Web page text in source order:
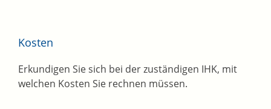
Kosten
Erkundigen Sie sich bei der zuständigen IHK, mit
welchen Kosten Sie rechnen müssen.